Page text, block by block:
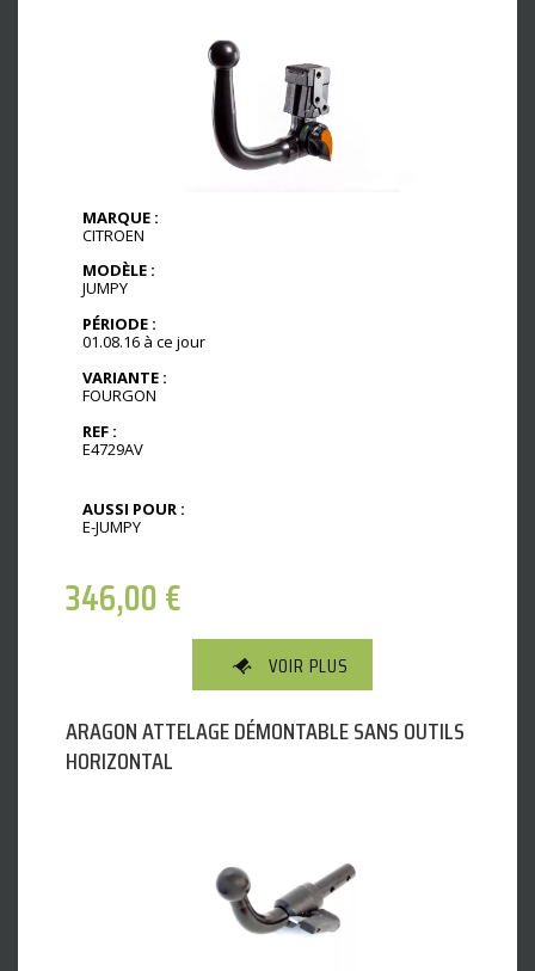
MARQUE :
CITROEN
MODÈLE :
JUMPY
PÉRIODE :
01.08.16 à ce jour
VARIANTE :
FOURGON
REF :
E4729AV
AUSSI POUR :
E-JUMPY
346,00€
VOIR PLUS
ARAGON ATTELAGE DÉMONTABLE SANS OUTILS
HORIZONTAL